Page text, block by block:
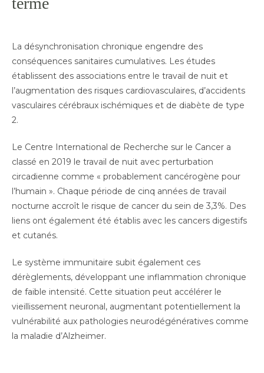
La désynchronisation chronique engendre des
conséquences sanitaires cumulatives. Les études
établissent des associations entre le travail de nuit et
l’augmentation des risques cardiovasculaires, d’accidents
vasculaires cérébraux ischémiques et de diabète de type
2.
Le Centre International de Recherche sur le Cancer a
classé en 2019 le travail de nuit avec perturbation
circadienne comme « probablement cancérogène pour
l’humain ». Chaque période de cinq années de travail
nocturne accroît le risque de cancer du sein de 3,3%. Des
liens ont également été établis avec les cancers digestifs
et cutanés.
Le système immunitaire subit également ces
dérèglements, développant une inflammation chronique
de faible intensité. Cette situation peut accélérer le
vieillissement neuronal, augmentant potentiellement la
vulnérabilité aux pathologies neurodégénératives comme
la maladie d’Alzheimer.